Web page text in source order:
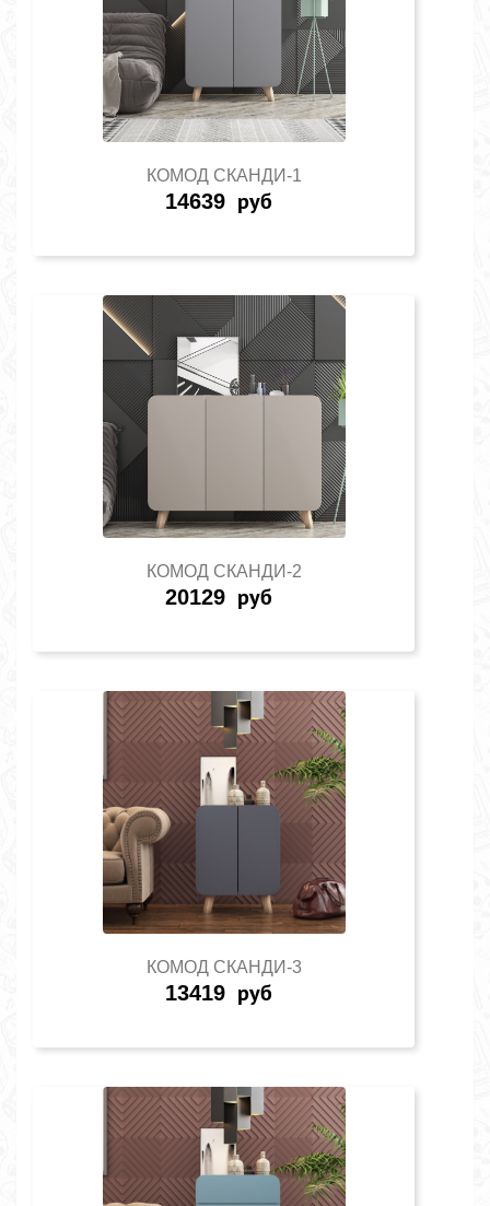
КОМОД СКАНДИ-1
14639 руб
КОМОД СКАНДИ-2
20129 руб
КОМОД СКАНДИ-3
13419 руб